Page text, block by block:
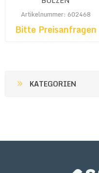
Artikelnummer: 602468
Bitte Preisanfragen
KATEGORIEN